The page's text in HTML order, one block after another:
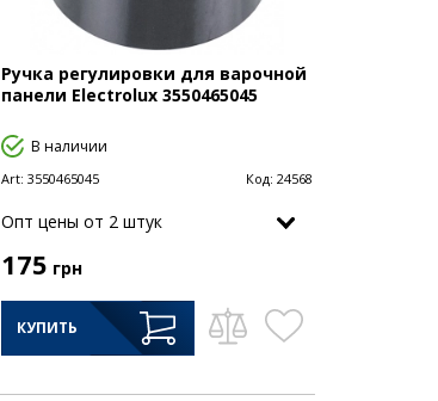
Ручка регулировки для варочной
панели Electrolux 3550465045
В наличии
Art: 3550465045 Код: 24568
Опт цены от 2 штук
175 грн
КУПИТЬ